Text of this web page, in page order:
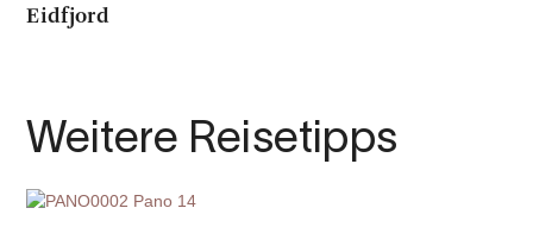
Eidfjord
Weitere Reisetipps